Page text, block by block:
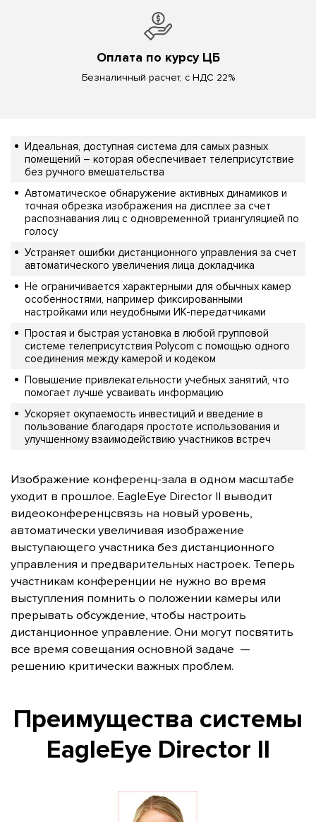
Оплата по курсу ЦБ
Безналичный расчет, с НДС 22%
Идеальная, доступная система для самых разных
помещений – которая обеспечивает телеприсутствие
без ручного вмешательства
Автоматическое обнаружение активных динамиков и
точная обрезка изображения на дисплее за счет
распознавания лиц с одновременной триангуляцией по
голосу
Устраняет ошибки дистанционного управления за счет
автоматического увеличения лица докладчика
Не ограничивается характерными для обычных камер
особенностями, например фиксированными
настройками или неудобными ИК-передатчиками
Простая и быстрая установка в любой групповой
системе телеприсутствия Polycom с помощью одного
соединения между камерой и кодеком
Повышение привлекательности учебных занятий, что
помогает лучше усваивать информацию
Ускоряет окупаемость инвестиций и введение в
пользование благодаря простоте использования и
улучшенному взаимодействию участников встреч
Изображение конференц-зала в одном масштабе
уходит в прошлое. EagleEye Director II выводит
видеоконференцсвязь на новый уровень,
автоматически увеличивая изображение
выступающего участника без дистанционного
управления и предварительных настроек. Теперь
участникам конференции не нужно во время
выступления помнить о положении камеры или
прерывать обсуждение, чтобы настроить
дистанционное управление. Они могут посвятить
все время совещания основной задаче —
решению критически важных проблем.
Преимущества системы
EagleEye Director II